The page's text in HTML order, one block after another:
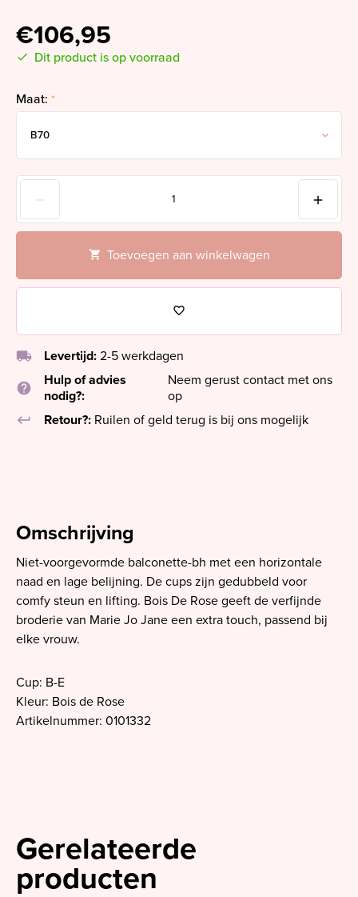
€106,95
Dit product is op voorraad
Maat: *
Toevoegen aan winkelwagen
local_shipping Levertijd: 2-5 werkdagen
help
Hulp of advies
nodig?:
Neem gerust contact met ons
op
keyboard_return
Retour?: Ruilen of geld terug is bij ons mogelijk
Omschrijving
Niet-voorgevormde balconette-bh met een horizontale
naad en lage belijning. De cups zijn gedubbeld voor
comfy steun en lifting. Bois De Rose geeft de verfijnde
broderie van Marie Jo Jane een extra touch, passend bij
elke vrouw.
Cup: B-E
Kleur: Bois de Rose
Artikelnummer: 0101332
Gerelateerde
producten